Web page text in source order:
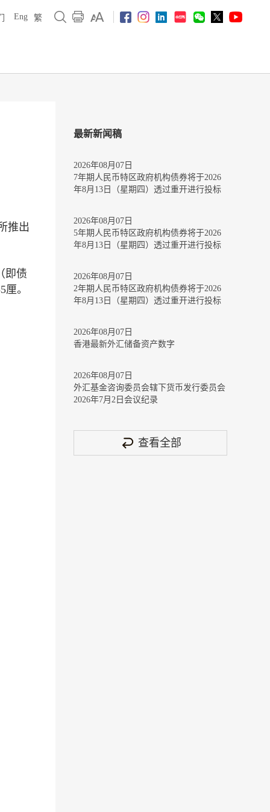
Eng 繁
推出
即债
。
最新新闻稿
2026年08月07日
7年期人民币特区政府机构债券将于2026
年8月13日（星期四）透过重开进行投标
2026年08月07日
5年期人民币特区政府机构债券将于2026
年8月13日（星期四）透过重开进行投标
2026年08月07日
2年期人民币特区政府机构债券将于2026
年8月13日（星期四）透过重开进行投标
2026年08月07日
香港最新外汇储备资产数字
2026年08月07日
外汇基金咨询委员会辖下货币发行委员会
2026年7月2日会议纪录
查看全部